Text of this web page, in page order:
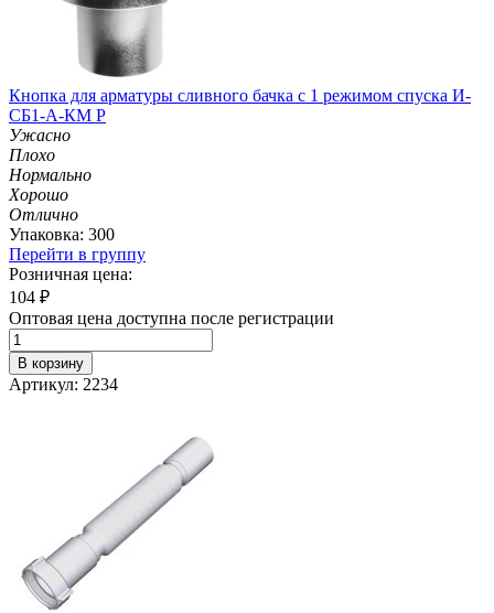
Кнопка для арматуры сливного бачка с 1 режимом спуска И-
СБ1-А-КМ Р
Ужасно
Плохо
Нормально
Хорошо
Отлично
Упаковка: 300
Перейти в группу
Розничная цена:
104 ₽
Оптовая цена доступна после регистрации
В корзину
Артикул: 2234